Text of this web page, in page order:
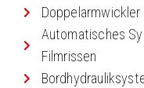
Automatisches
Filmrissen